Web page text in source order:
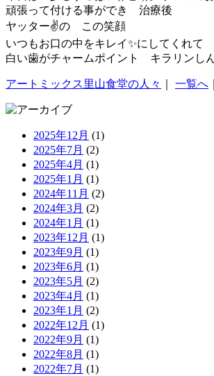
頑張って付ける事ができ 治療後
ヤッター✌の この笑顔
いつもお口の中をキレイ✨にしてくれて
白い歯がチャームポイント キラリンし
アートミックス里山食堂の人々 一覧へ
2025年12月 (1)
2025年7月 (2)
2025年4月 (1)
2025年1月 (1)
2024年11月 (2)
2024年3月 (2)
2024年1月 (1)
2023年12月 (1)
2023年9月 (1)
2023年6月 (1)
2023年5月 (2)
2023年4月 (1)
2023年1月 (2)
2022年12月 (1)
2022年9月 (1)
2022年8月 (1)
2022年7月 (1)